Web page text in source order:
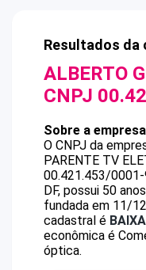
Resultados da
ALBERTO
CNPJ
Sobre a empresa
O CNPJ da
PARENTE TV
00.421.453/0001-
DF, possui 50
fundada em 11/
cadastral é
econômica é
óptica.